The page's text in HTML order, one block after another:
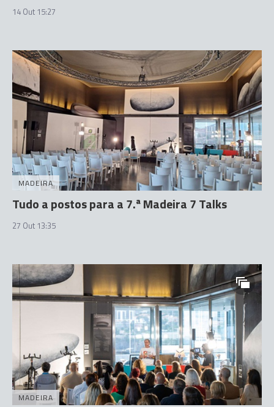
14 Out 15:27
MADEIRA
Tudo a postos para a 7.ª Madeira 7 Talks
27 Out 13:35
MADEIRA